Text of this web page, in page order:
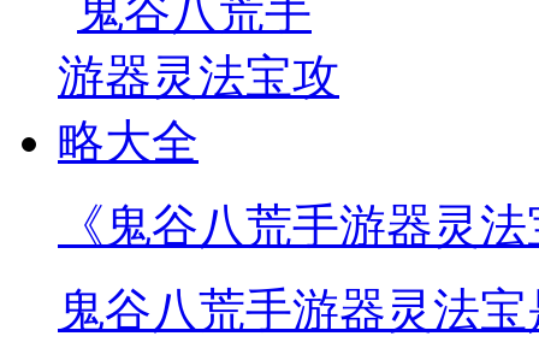
《鬼谷八荒手游器灵
鬼谷八荒手游器灵法